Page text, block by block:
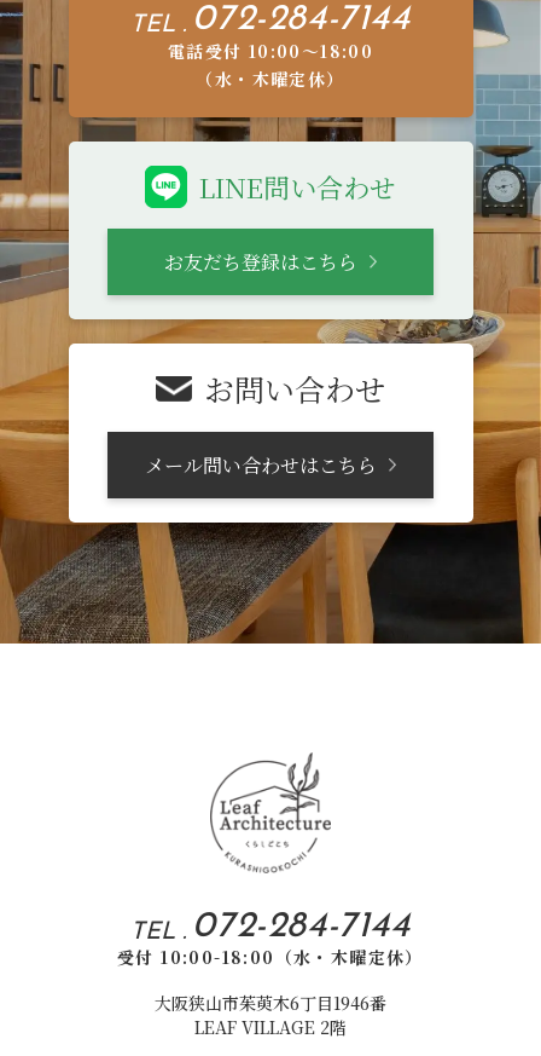
TEL . 072-284-7144
電話受付 10:00〜18:00
（水・木曜定休）
LINE問い合わせ
お友だち登録はこちら
お問い合わせ
メール問い合わせはこちら
TEL . 072-284-7144
受付 10:00-18:00（水・木曜定休）
大阪狭山市茱萸木6丁目1946番
LEAF VILLAGE 2階